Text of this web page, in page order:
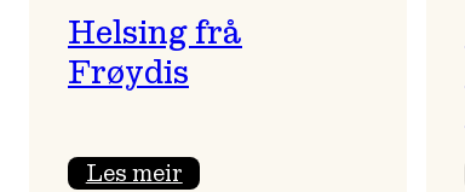
Helsing frå
Frøydis
Les meir: